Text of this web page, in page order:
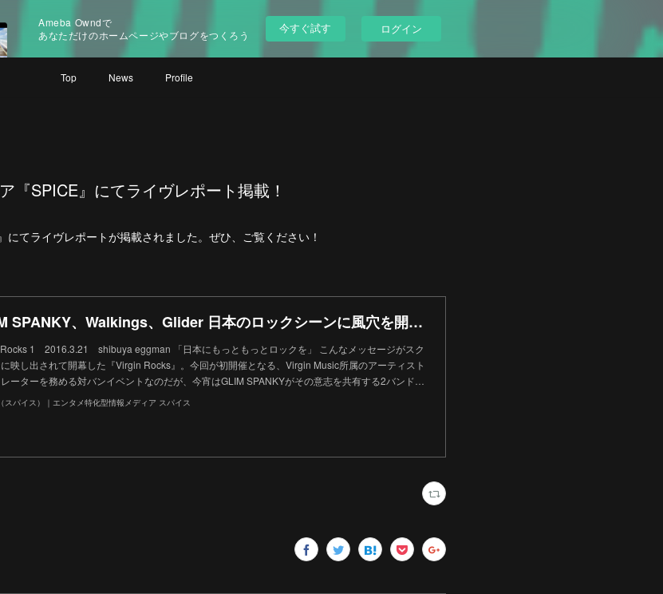
Ameba Owndで
あなただけのホームページやブログをつくろう
今すぐ試す ログイン
Top News Profile
『SPICE』にてライヴレポート掲載！
てライヴレポートが掲載されました。ぜひ、ご覧ください！
GLIM SPANKY、Walkings、Glider 日本のロックシーンに風穴を開けんとする気鋭の3組が集結 | SPICE - エンタメ特化型情報メディア スパイス
1 2016.3.21 shibuya eggman 「日本にもっともっとロックを」 こんなメッセージがスク
に映し出されて開幕した『Virgin Rocks』。今回が初開催となる、Virgin Music所属のアーティスト
ーターを務める対バンイベントなのだが、今宵はGLIM SPANKYがその意志を共有する2バンド…
スパイス）｜エンタメ特化型情報メディア スパイス